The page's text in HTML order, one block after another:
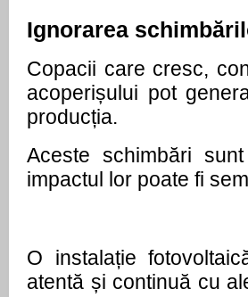
Ignorarea
Copacii care cresc,
acoperișului pot
producția.
Aceste schimbări
impactul lor poate fi
O instalație
atentă și continuă cu